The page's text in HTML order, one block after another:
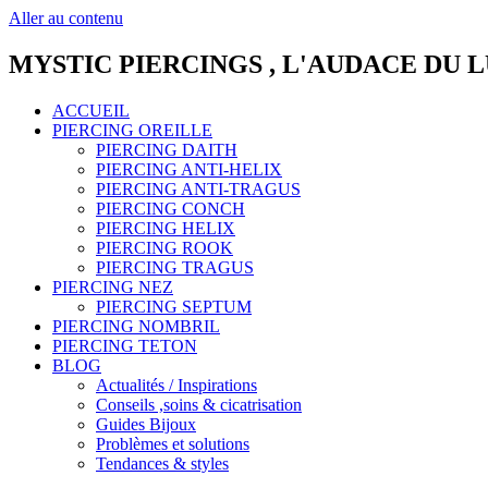
Aller au contenu
MYSTIC PIERCINGS , L'AUDACE DU
ACCUEIL
PIERCING OREILLE
PIERCING DAITH
PIERCING ANTI-HELIX
PIERCING ANTI-TRAGUS
PIERCING CONCH
PIERCING HELIX
PIERCING ROOK
PIERCING TRAGUS
PIERCING NEZ
PIERCING SEPTUM
PIERCING NOMBRIL
PIERCING TETON
BLOG
Actualités / Inspirations
Conseils ,soins & cicatrisation
Guides Bijoux
Problèmes et solutions
Tendances & styles